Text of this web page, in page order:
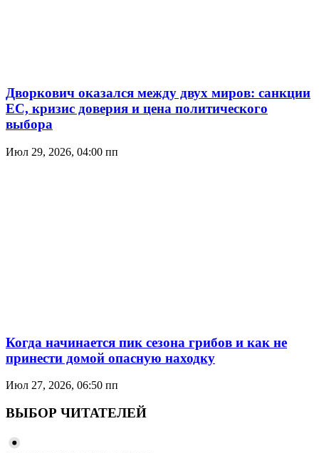
Дворкович оказался между двух миров: санкции
ЕС, кризис доверия и цена политического
выбора
Июл 29, 2026, 04:00 пп
Когда начинается пик сезона грибов и как не
принести домой опасную находку
Июл 27, 2026, 06:50 пп
ВЫБОР ЧИТАТЕЛЕЙ